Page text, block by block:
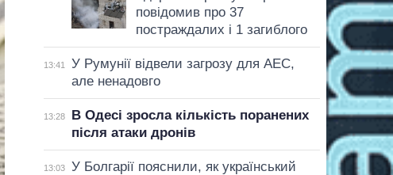
повідомив про 37
постраждалих і 1 загиблого
13:41
У Румунії відвели загрозу для АЕС,
але ненадовго
13:28
В Одесі зросла кількість поранених
після атаки дронів
13:03
У Болгарії пояснили, як український